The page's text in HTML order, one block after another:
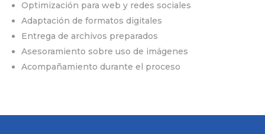
Optimización para web y redes sociales
Adaptación de formatos digitales
Entrega de archivos preparados
Asesoramiento sobre uso de imágenes
Acompañamiento durante el proceso